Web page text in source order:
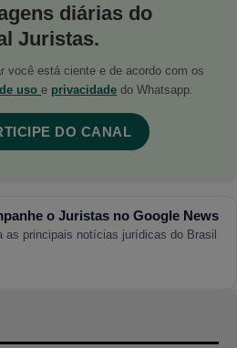
diárias do
Juristas.
você está ciente e de acordo com os
uso e privacidade do Whatsapp.
DO CANAL
o Juristas no Google News
as principais notícias jurídicas do Brasil